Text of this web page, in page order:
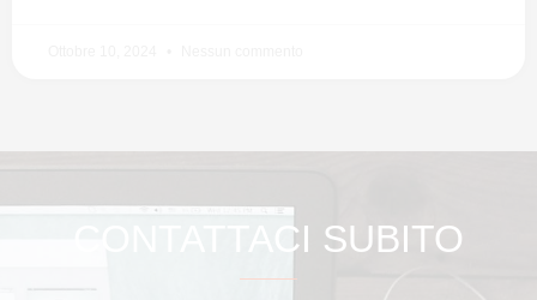
CONTATTACI SUBITO